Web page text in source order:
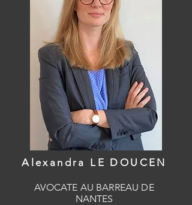
Alexandra LE DOUCEN
AVOCATE AU BARREAU DE
NANTES